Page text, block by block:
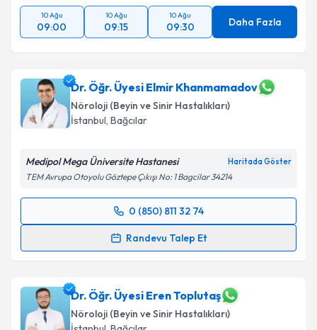
10 Ağu
09:00
10 Ağu
09:15
10 Ağu
09:30 Daha Fazla
Dr. Öğr. Üyesi Elmir Khanmamadov
Nöroloji (Beyin ve Sinir Hastalıkları)
İstanbul, Bağcılar
Medipol Mega Üniversite Hastanesi Haritada Göster
TEM Avrupa Otoyolu Göztepe Çıkışı No: 1 Bagcilar 34214
0 (850) 811 32 74
Randevu Talep Et
Randevu Takvimi Talebi
almanız için bir takvim hazırlandığında e-posta ile
bilgilendireceğiz.
Dr. Öğr. Üyesi Eren Toplutaş
Nöroloji (Beyin ve Sinir Hastalıkları)